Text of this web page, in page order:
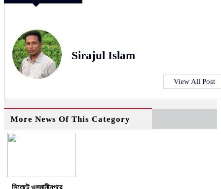
Sirajul Islam
View All Post
More News Of This Category